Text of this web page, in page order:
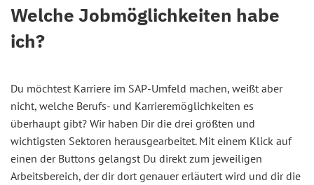
Welche Jobmöglichkeiten habe
ich?
Du möchtest Karriere im SAP-Umfeld machen, weißt aber
nicht, welche Berufs- und Karrieremöglichkeiten es
überhaupt gibt? Wir haben Dir die drei größten und
wichtigsten Sektoren herausgearbeitet. Mit einem Klick auf
einen der Buttons gelangst Du direkt zum jeweiligen
Arbeitsbereich, der dir dort genauer erläutert wird und dir die